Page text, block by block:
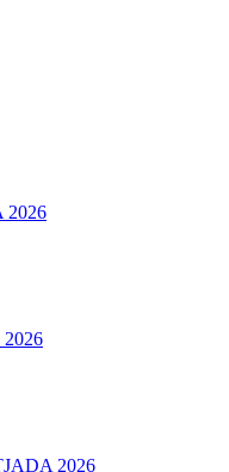
2026
2026